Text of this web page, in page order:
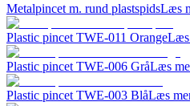
Metalpincet m. rund plastspidsLæs
Plastic pincet TWE-011 OrangeLæs
Plastic pincet TWE-006 GråLæs
Plastic pincet TWE-003 BlåLæs